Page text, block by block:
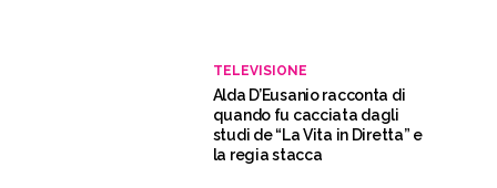
TELEVISIONE
Alda D’Eusanio racconta di
quando fu cacciata dagli
studi de “La Vita in Diretta” e
la regia stacca